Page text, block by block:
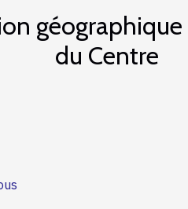
géographique
du Centre